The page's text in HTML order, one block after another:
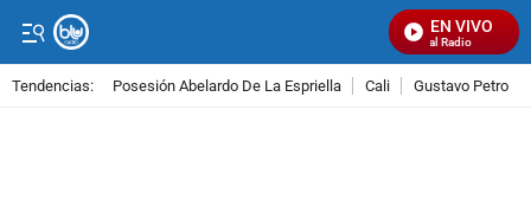
EN VIVO
Señal Visual Radio
Tendencias: Posesión Abelardo De La Espriella Cali Gustavo Petro